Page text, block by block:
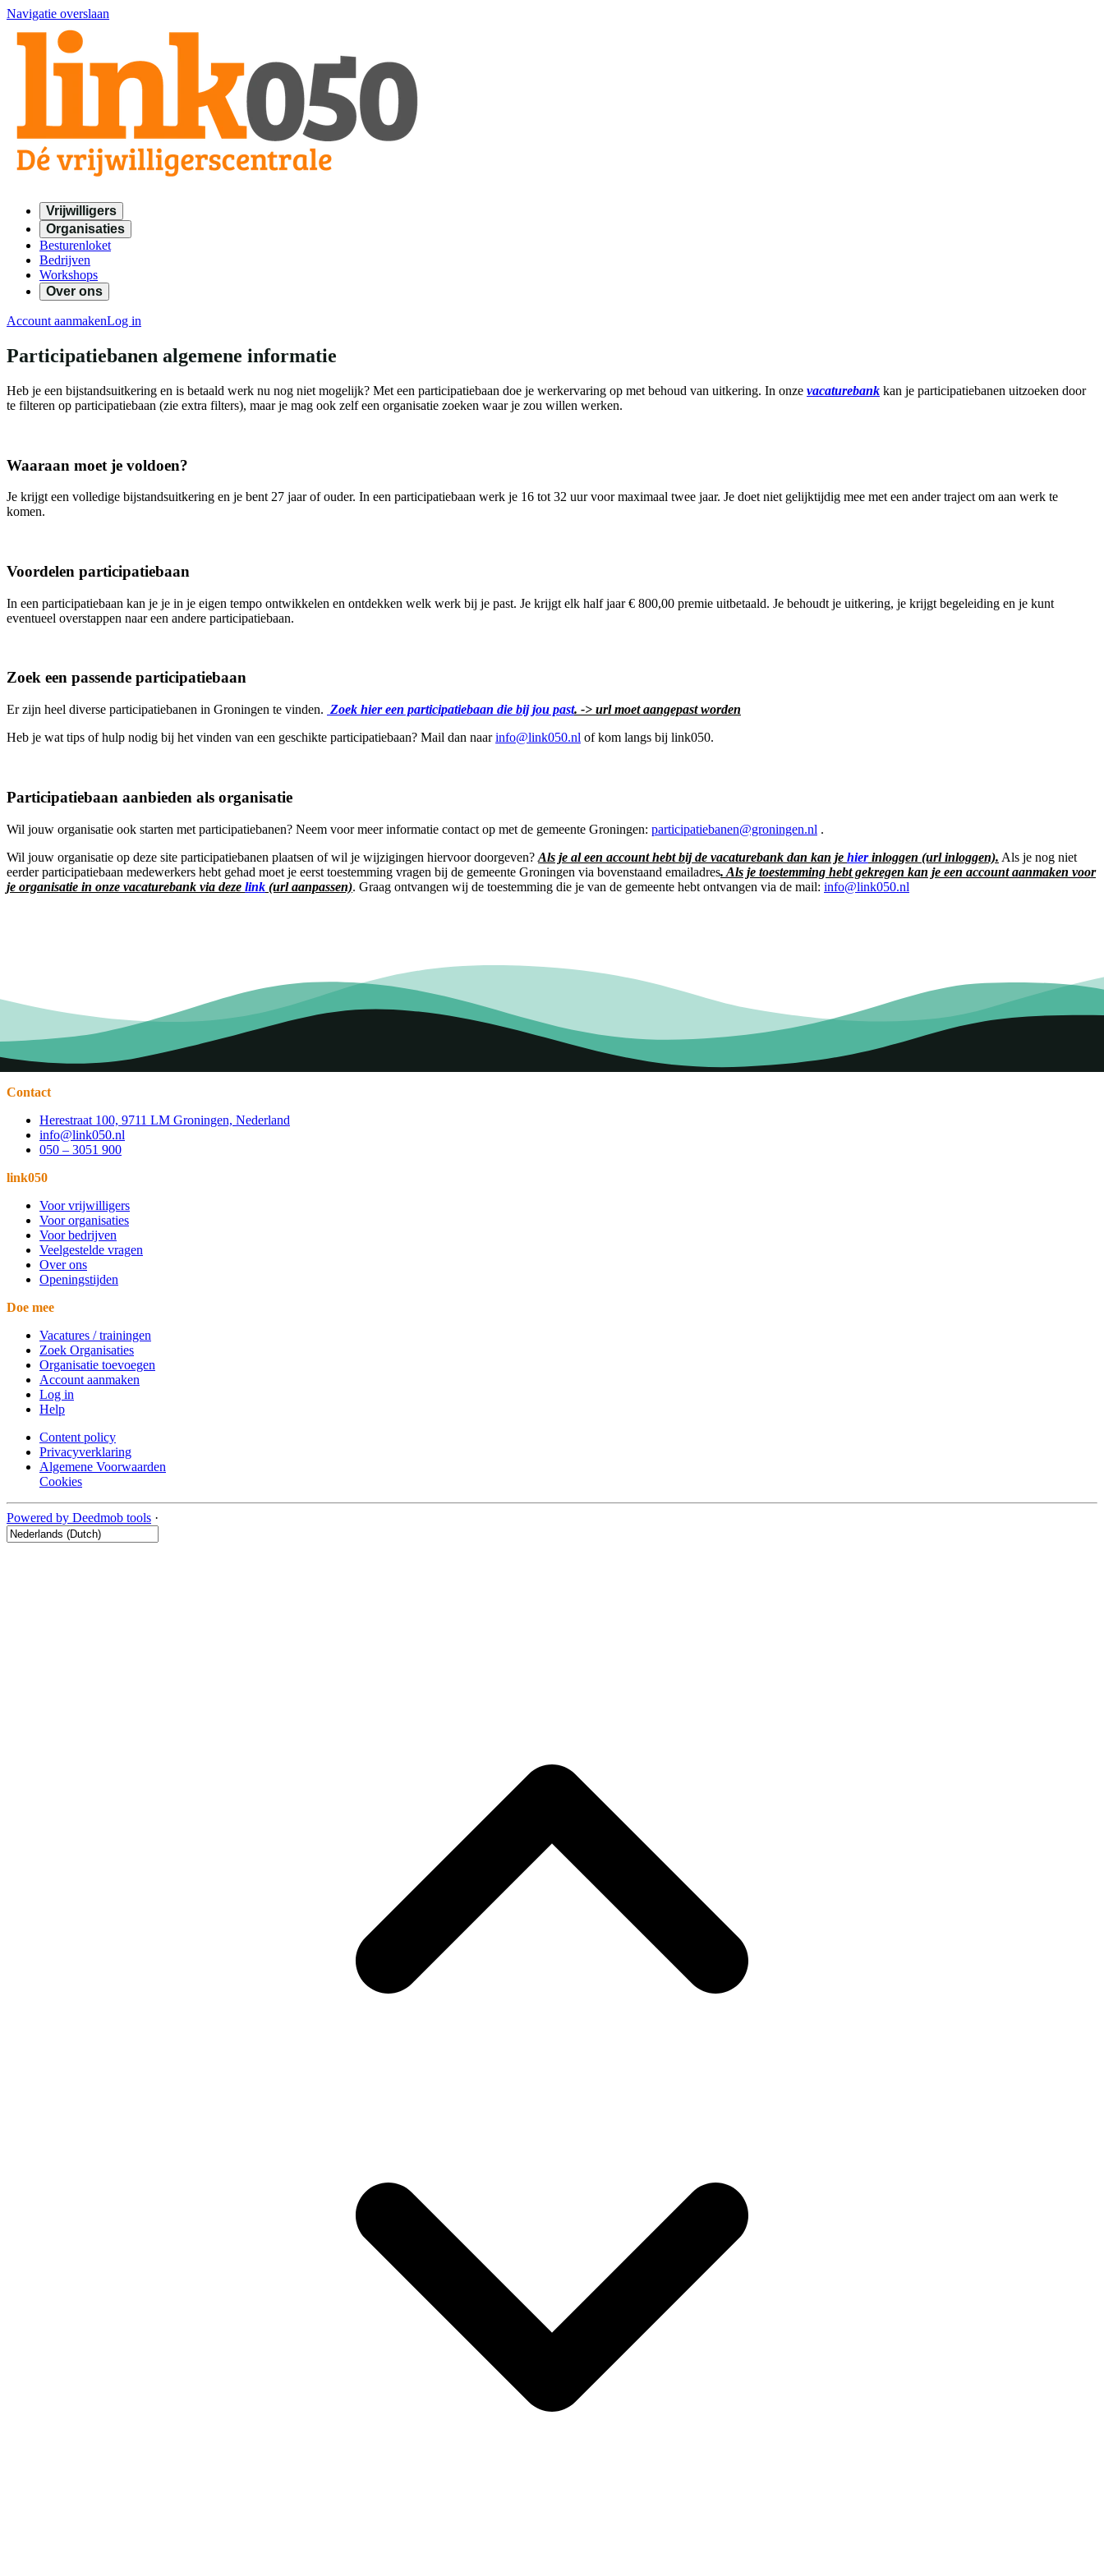
Navigatie overslaan
Vrijwilligers
Organisaties
Besturenloket
Bedrijven
Workshops
Over ons
Account aanmakenLog in
Participatiebanen algemene informatie
Heb je een bijstandsuitkering en is betaald werk nu nog niet mogelijk? Met een participatiebaan doe je werkervaring op met behoud van uitkering. In onze vacaturebank kan je participatiebanen uitzoeken door
te filteren op participatiebaan (zie extra filters), maar je mag ook zelf een organisatie zoeken waar je zou willen werken.
Waaraan moet je voldoen?
Je krijgt een volledige bijstandsuitkering en je bent 27 jaar of ouder. In een participatiebaan werk je 16 tot 32 uur voor maximaal twee jaar. Je doet niet gelijktijdig mee met een ander traject om aan werk te
komen.
Voordelen participatiebaan
In een participatiebaan kan je je in je eigen tempo ontwikkelen en ontdekken welk werk bij je past. Je krijgt elk half jaar € 800,00 premie uitbetaald. Je behoudt je uitkering, je krijgt begeleiding en je kunt
eventueel overstappen naar een andere participatiebaan.
Zoek een passende participatiebaan
Er zijn heel diverse participatiebanen in Groningen te vinden. Zoek hier een participatiebaan die bij jou past. -> url moet aangepast worden
Heb je wat tips of hulp nodig bij het vinden van een geschikte participatiebaan? Mail dan naarinfo@link050.nl of kom langs bij link050.
Participatiebaan aanbieden als organisatie
Wil jouw organisatie ook starten met participatiebanen? Neem voor meer informatie contact op met de gemeente Groningen: participatiebanen@groningen.nl .
Wil jouw organisatie op deze site participatiebanen plaatsen of wil je wijzigingen hiervoor doorgeven? Als je al een account hebt bij de vacaturebank dan kan je hierinloggen (url inloggen). Als je nog niet
eerder participatiebaan medewerkers hebt gehad moet je eerst toestemming vragen bij de gemeente Groningen via bovenstaand emailadres. Als je toestemming hebt gekregen kan je een account aanmaken voor
je organisatie in onze vacaturebank via deze link (url aanpassen). Graag ontvangen wij de toestemming die je van de gemeente hebt ontvangen via de mail: info@link050.nl
Contact
Herestraat 100, 9711 LM Groningen, Nederland
info@link050.nl
050 – 3051 900
link050
Voor vrijwilligers
Voor organisaties
Voor bedrijven
Veelgestelde vragen
Over ons
Openingstijden
Doe mee
Vacatures / trainingen
Zoek Organisaties
Organisatie toevoegen
Account aanmaken
Log in
Help
Content policy
Privacyverklaring
Algemene Voorwaarden
Cookies
Powered by Deedmob tools ·